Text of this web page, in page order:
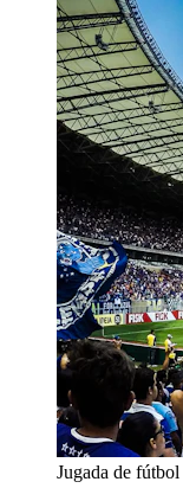
Jugada de